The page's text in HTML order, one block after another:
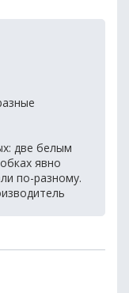
две белым
явно
по-разному.